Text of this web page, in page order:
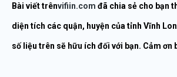
Bài viết trênvifiin.com đã chia sẻ cho bạn
diện tích các quận, huyện của tỉnh Vĩnh
số liệu trên sẽ hữu ích đối với bạn. Cảm ơn